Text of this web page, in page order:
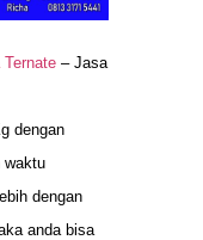
– Jasa
dengan
waktu
dengan
anda bisa